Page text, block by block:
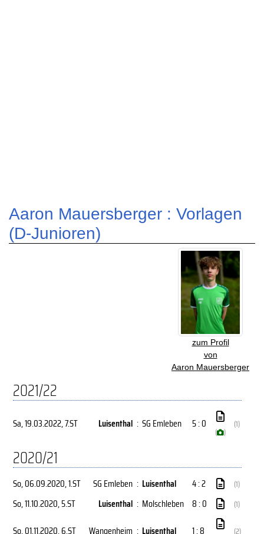
Aaron Mauersberger : Vorlagen
(D-Junioren)
zum Profil
von
Aaron Mauersberger
2021/22
Sa, 19.03.2022, 7.ST Luisenthal : SG Emleben 5 : 0
( )
(1)
2020/21
So, 06.09.2020, 1.ST SG Emleben : Luisenthal 4 : 2 (1)
So, 11.10.2020, 5.ST Luisenthal : Molschleben 8 : 0 (1)
So, 01.11.2020, 6.ST Wangenheim : Luisenthal 1 : 8 (2)